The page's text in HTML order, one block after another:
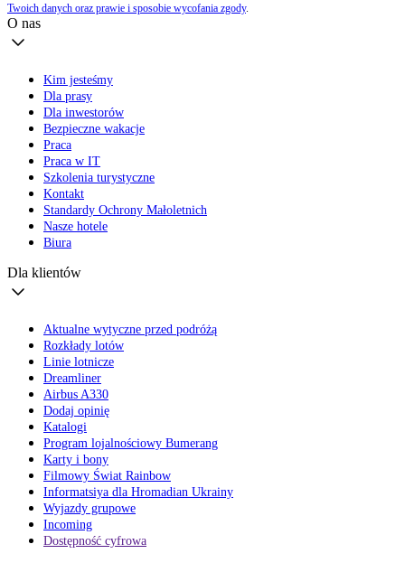
Twoich danych oraz prawie i sposobie wycofania zgody.
O nas
Kim jesteśmy
Dla prasy
Dla inwestorów
Bezpieczne wakacje
Praca
Praca w IT
Szkolenia turystyczne
Kontakt
Standardy Ochrony Małoletnich
Nasze hotele
Biura
Dla klientów
Aktualne wytyczne przed podróżą
Rozkłady lotów
Linie lotnicze
Dreamliner
Airbus A330
Dodaj opinię
Katalogi
Program lojalnościowy Bumerang
Karty i bony
Filmowy Świat Rainbow
Informatsiya dla Hromadian Ukrainy
Wyjazdy grupowe
Incoming
Dostępność cyfrowa